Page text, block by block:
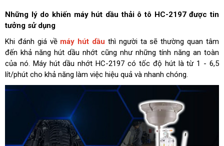
Những lý do khiến máy hút dầu thải ô tô HC-2197 được tin
tưởng sử dụng
Khi đánh giá về máy hút dầu thì người ta sẽ thường quan tâm
đến khả năng hút dầu nhớt cũng như những tính năng an toàn
của nó. Máy hút dầu nhớt HC-2197 có tốc độ hút là từ 1 - 6,5
lít/phút cho khả năng làm việc hiệu quả và nhanh chóng.